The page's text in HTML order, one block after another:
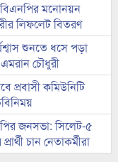
মনোনয়ন
লিফলেট বিতরণ
শুনতে ধসে পড়া
চৌধুরী
প্রবাসী কমিউনিটি
জনসভা: সিলেট-৫
চান নেতাকর্মীরা